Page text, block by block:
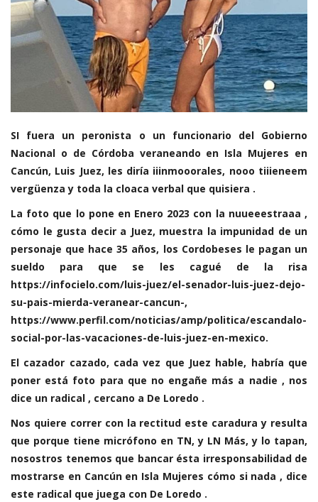
SI fuera un peronista o un funcionario del Gobierno
Nacional o de Córdoba veraneando en Isla Mujeres en
Cancún, Luis Juez, les diría iiinmooorales, nooo tiiieneem
vergüenza y toda la cloaca verbal que quisiera .
La foto que lo pone en Enero 2023 con la nuueeestraaa ,
cómo le gusta decir a Juez, muestra la impunidad de un
personaje que hace 35 años, los Cordobeses le pagan un
sueldo para que se les cagué de la risa
https://infocielo.com/luis-juez/el-senador-luis-juez-dejo-
su-pais-mierda-veranear-cancun-,
https://www.perfil.com/noticias/amp/politica/escandalo-
social-por-las-vacaciones-de-luis-juez-en-mexico.
El cazador cazado, cada vez que Juez hable, habría que
poner está foto para que no engañe más a nadie , nos
dice un radical , cercano a De Loredo .
Nos quiere correr con la rectitud este caradura y resulta
que porque tiene micrófono en TN, y LN Más, y lo tapan,
nosostros tenemos que bancar ésta irresponsabilidad de
mostrarse en Cancún en Isla Mujeres cómo si nada , dice
este radical que juega con De Loredo .